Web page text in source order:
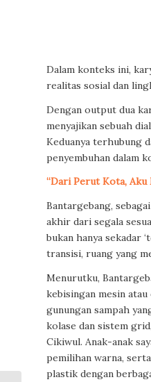
Dalam konteks ini,
realitas sosial dan
Dengan output dua
menyajikan sebuah
Keduanya terhubung
penyembuhan dalam
“Dari Perut Kota, Aku
Bantargebang,
akhir dari segala
bukan hanya sekadar
transisi, ruang yang
Menurutku,
kebisingan mesin
gunungan sampah
kolase dan sistem
Cikiwul. Anak-anak
pemilihan warna,
plastik dengan